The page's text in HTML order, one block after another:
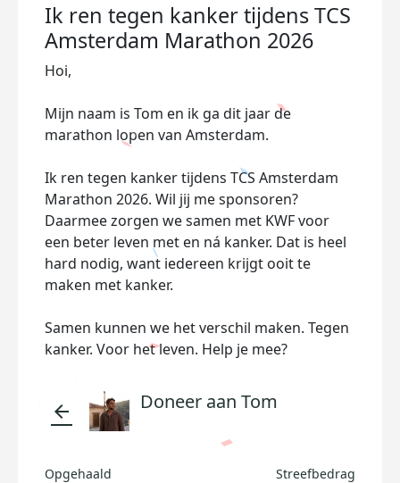
Ik ren tegen kanker tijdens TCS
Amsterdam Marathon 2026
Hoi,
Mijn naam is Tom en ik ga dit jaar de
marathon lopen van Amsterdam.
Ik ren tegen kanker tijdens TCS Amsterdam
Marathon 2026. Wil jij me sponsoren?
Daarmee zorgen we samen met KWF voor
een beter leven met en ná kanker. Dat is heel
hard nodig, want iedereen krijgt ooit te
maken met kanker.
Samen kunnen we het verschil maken. Tegen
kanker. Voor het leven. Help je mee?
arrow_back Doneer aan Tom
Opgehaald Streefbedrag